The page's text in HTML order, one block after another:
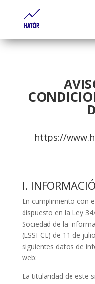
https://
I.
En cumplimiento con
dispuesto en la Ley
Sociedad de la
(LSSI-CE) de 11 de
siguientes datos de
web:
La titularidad de este